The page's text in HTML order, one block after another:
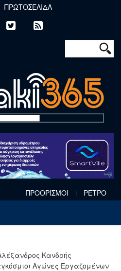
ΠΡΩΤΟΣΕΛΙΔΑ
Φόρμα
Αναζήτηση
ΠΡΟΟΡΙΣΜΟΙ ΡΕΤΡΟ
Κανδρής
Αγώνες Εργαζομένων